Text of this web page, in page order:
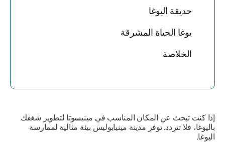
حديقة اليوغا
يوغا الحياة المشرقة
الخلاصة
إذا كنت تبحث عن المكان المناسب في مينيسوتا لتطوير شغفك
باليوغا، فلا تتردد. توفر مدينة مينيابوليس بيئة مثالية لممارسة
اليوغا.